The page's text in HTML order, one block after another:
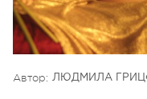
Автор: ЛЮДМИЛА